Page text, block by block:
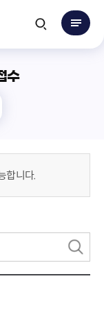
수
합니다.
검
색